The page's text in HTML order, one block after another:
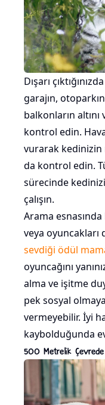
Dışarı
garajın,
balkonların
kontrol edin.
vurarak kedinizin
da kontrol edin.
sürecinde
çalışın.
Arama
veya
sevdiği ödül
oyuncağını
alma ve işitme
pek sosyal
vermeyebilir. İyi
kaybolduğunda
500 Metrelik Çevrede